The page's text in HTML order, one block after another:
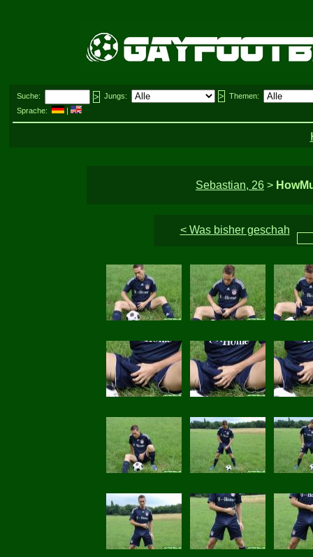
Suche: Jungs:
Themen:
Sprache:
|
Sebastian, 26 >
< Was bisher geschah